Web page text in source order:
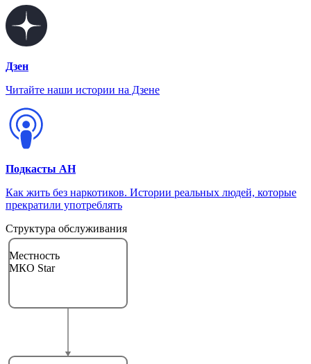
Дзен
Читайте наши истории на Дзене
Подкасты АН
Как жить без наркотиков. Истории реальных людей, которые
прекратили употреблять
Структура обслуживания
Местность
МКО Star